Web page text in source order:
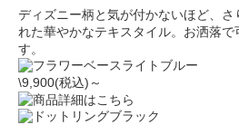
ディズニー柄と気が付かないほど、さ
れた華やかなテキスタイル。お洒落
す。
\9,900(税込)～